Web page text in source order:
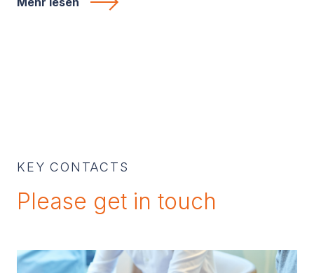
KEY CONTACTS
Please get in touch